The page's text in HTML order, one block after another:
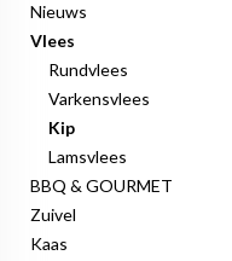
Nieuws
Vlees
Rundvlees
Varkensvlees
Kip
Lamsvlees
BBQ & GOURMET
Zuivel
Kaas